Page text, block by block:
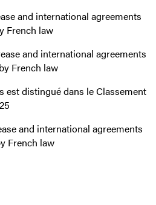
and international agreements
French law
and international agreements
French law
est distingué dans le Classement
and international agreements
French law